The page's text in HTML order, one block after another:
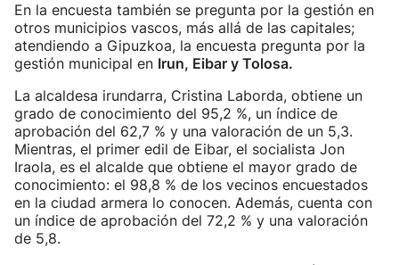
En la encuesta también se pregunta por la gestión en
otros municipios vascos, más allá de las capitales;
atendiendo a Gipuzkoa, la encuesta pregunta por la
gestión municipal en Irun, Eibar y Tolosa.
La alcaldesa irundarra, Cristina Laborda, obtiene un
grado de conocimiento del 95,2 %, un índice de
aprobación del 62,7 % y una valoración de un 5,3.
Mientras, el primer edil de Eibar, el socialista Jon
Iraola, es el alcalde que obtiene el mayor grado de
conocimiento: el 98,8 % de los vecinos encuestados
en la ciudad armera lo conocen. Además, cuenta con
un índice de aprobación del 72,2 % y una valoración
de 5,8.